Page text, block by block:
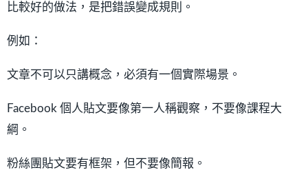
比較好的做法，是把錯誤變成規則。
例如：
文章不可以只講概念，必須有一個實際場景。
Facebook 個人貼文要像第一人稱觀察，不要像課程大
綱。
粉絲團貼文要有框架，但不要像簡報。